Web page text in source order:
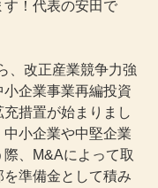
！代表の安田で
、改正産業競争力強
企業事業再編投資
措置が始まりまし
小企業や中堅企業
、M&Aによって取
準備金として積み